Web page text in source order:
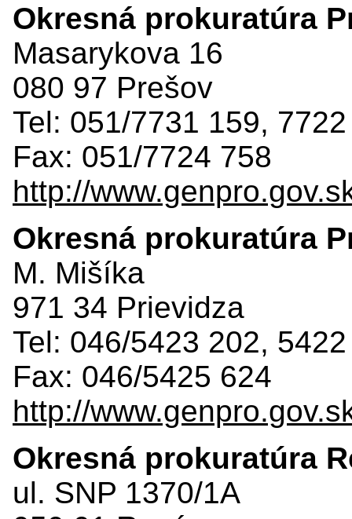
Okresná prokuratúra
Masarykova 16
080 97 Prešov
Tel: 051/7731 159,
Fax: 051/7724 758
http://
Okresná prokuratúra
M. Mišíka
971 34 Prievidza
Tel: 046/5423 202,
Fax: 046/5425 624
http://
Okresná prokuratúra
ul. SNP 1370/1A